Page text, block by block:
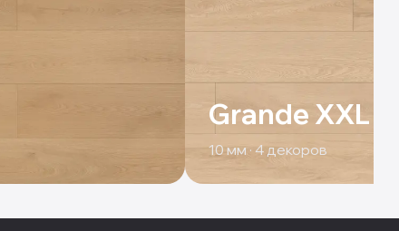
Grande XXL
10 мм · 4декоров